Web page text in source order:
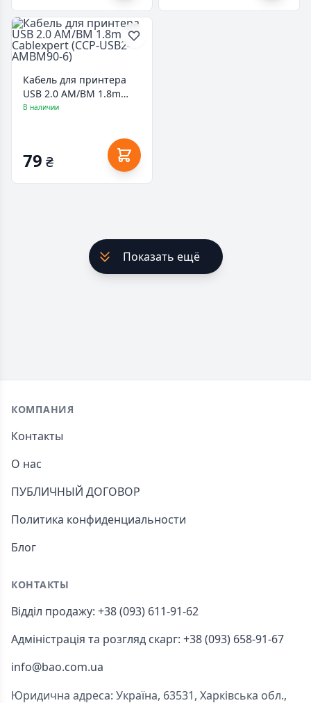
Кабель для принтера
USB 2.0 AM/BM 1.8m
Cablexpert (CCP-USB2-
В наличии
79 ₴
Показать ещё
Footer
КОМПАНИЯ
Контакты
О нас
ПУБЛИЧНЫЙ ДОГОВОР
Политика конфиденциальности
Блог
КОНТАКТЫ
Відділ продажу: +38 (093) 611-91-62
Адміністрація та розгляд скарг: +38 (093) 658-91-67
info@bao.com.ua
Юридична адреса: Україна, 63531, Харківська обл.,